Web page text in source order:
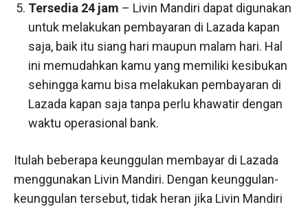
Tersedia 24 jam – Livin Mandiri dapat digunakan
untuk melakukan pembayaran di Lazada kapan
saja, baik itu siang hari maupun malam hari. Hal
ini memudahkan kamu yang memiliki kesibukan
sehingga kamu bisa melakukan pembayaran di
Lazada kapan saja tanpa perlu khawatir dengan
waktu operasional bank.
Itulah beberapa keunggulan membayar di Lazada
menggunakan Livin Mandiri. Dengan keunggulan-
keunggulan tersebut, tidak heran jika Livin Mandiri